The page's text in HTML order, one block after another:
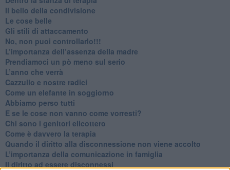
​Il bello della condivisione
Le cose belle
​Gli stili di attaccamento
No, non puoi controllarlo!!!
​L’importanza dell’assenza della madre
​Prendiamoci un pò meno sul serio
​L’anno che verrà
​Cazzullo e nostre radici
​Come un elefante in soggiorno
​Abbiamo perso tutti
E se le cose non vanno come vorresti?
​Chi sono i genitori elicottero
Come è davvero la terapia
Quando il diritto alla disconnessione non viene accolto
​L’importanza della comunicazione in famiglia
​Il diritto ad essere disconnessi